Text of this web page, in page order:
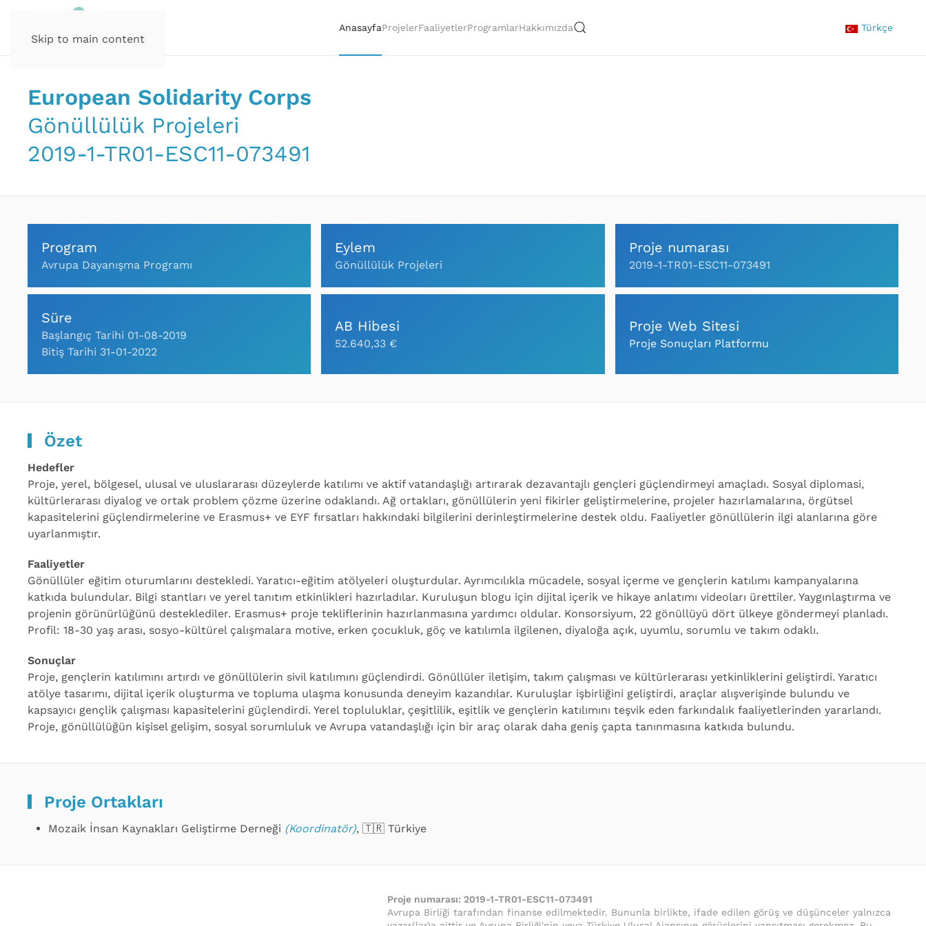
Skip to main content
AnasayfaProjelerFaaliyetlerProgramlarHakkımızda Türkçe
European Solidarity Corps
Gönüllülük Projeleri
2019-1-TR01-ESC11-073491
Program
Avrupa Dayanışma Programı
Eylem
Gönüllülük Projeleri
Proje numarası
2019-1-TR01-ESC11-073491
Süre
Başlangıç Tarihi 01-08-2019
Bitiş Tarihi 31-01-2022
AB Hibesi
52.640,33 €
Proje Web Sitesi
Proje Sonuçları Platformu
Özet
Hedefler
Proje, yerel, bölgesel, ulusal ve uluslararası düzeylerde katılımı ve aktif vatandaşlığı artırarak dezavantajlı gençleri güçlendirmeyi amaçladı. Sosyal diplomasi,
kültürlerarası diyalog ve ortak problem çözme üzerine odaklandı. Ağ ortakları, gönüllülerin yeni fikirler geliştirmelerine, projeler hazırlamalarına, örgütsel
kapasitelerini güçlendirmelerine ve Erasmus+ ve EYF fırsatları hakkındaki bilgilerini derinleştirmelerine destek oldu. Faaliyetler gönüllülerin ilgi alanlarına göre
uyarlanmıştır.
Faaliyetler
Gönüllüler eğitim oturumlarını destekledi. Yaratıcı-eğitim atölyeleri oluşturdular. Ayrımcılıkla mücadele, sosyal içerme ve gençlerin katılımı kampanyalarına
katkıda bulundular. Bilgi stantları ve yerel tanıtım etkinlikleri hazırladılar. Kuruluşun blogu için dijital içerik ve hikaye anlatımı videoları ürettiler. Yaygınlaştırma ve
projenin görünürlüğünü desteklediler. Erasmus+ proje tekliflerinin hazırlanmasına yardımcı oldular. Konsorsiyum, 22 gönüllüyü dört ülkeye göndermeyi planladı.
Profil: 18-30 yaş arası, sosyo-kültürel çalışmalara motive, erken çocukluk, göç ve katılımla ilgilenen, diyaloğa açık, uyumlu, sorumlu ve takım odaklı.
Sonuçlar
Proje, gençlerin katılımını artırdı ve gönüllülerin sivil katılımını güçlendirdi. Gönüllüler iletişim, takım çalışması ve kültürlerarası yetkinliklerini geliştirdi. Yaratıcı
atölye tasarımı, dijital içerik oluşturma ve topluma ulaşma konusunda deneyim kazandılar. Kuruluşlar işbirliğini geliştirdi, araçlar alışverişinde bulundu ve
kapsayıcı gençlik çalışması kapasitelerini güçlendirdi. Yerel topluluklar, çeşitlilik, eşitlik ve gençlerin katılımını teşvik eden farkındalık faaliyetlerinden yararlandı.
Proje, gönüllülüğün kişisel gelişim, sosyal sorumluluk ve Avrupa vatandaşlığı için bir araç olarak daha geniş çapta tanınmasına katkıda bulundu.
Proje Ortakları
Mozaik İnsan Kaynakları Geliştirme Derneği (Koordinatör), 🇹🇷 Türkiye
Proje numarası: 2019-1-TR01-ESC11-073491
Avrupa Birliği tarafından finanse edilmektedir. Bununla birlikte, ifade edilen görüş ve düşünceler yalnızca